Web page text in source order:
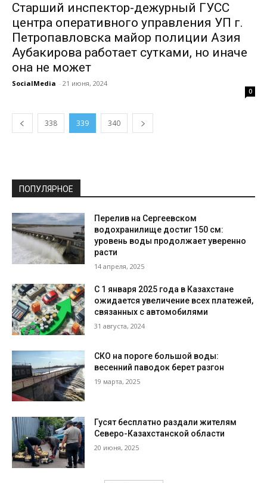
Старший инспектор-дежурный ГУСС
центра оперативного управления УП г.
Петропавловска майор полиции Азия
Аубакирова работает сутками, но иначе
она не может
SocialMedia - 21 июня, 2024
0
338 339 340
ПОПУЛЯРНОЕ
Перелив на Сергеевском
водохранилище достиг 150 см:
уровень воды продолжает уверенно
расти
14 апреля, 2025
С 1 января 2025 года в Казахстане
ожидается увеличение всех платежей,
связанных с автомобилями
31 августа, 2024
СКО на пороге большой воды:
весенний паводок берет разгон
19 марта, 2025
Гусят бесплатно раздали жителям
Северо-Казахстанской области
20 июня, 2025